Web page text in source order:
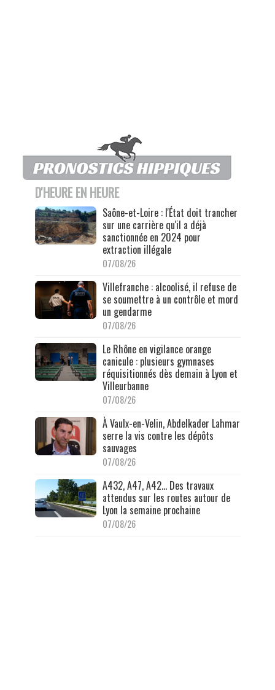
D'HEURE EN HEURE
Saône-et-Loire : l'État doit trancher
sur une carrière qu'il a déjà
sanctionnée en 2024 pour
extraction illégale
07/08/26
Villefranche : alcoolisé, il refuse de
se soumettre à un contrôle et mord
un gendarme
07/08/26
Le Rhône en vigilance orange
canicule : plusieurs gymnases
réquisitionnés dès demain à Lyon et
Villeurbanne
07/08/26
À Vaulx-en-Velin, Abdelkader Lahmar
serre la vis contre les dépôts
sauvages
07/08/26
A432, A47, A42… Des travaux
attendus sur les routes autour de
Lyon la semaine prochaine
07/08/26